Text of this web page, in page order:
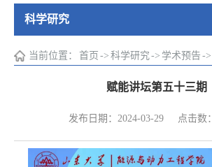
科学研究
当前位置： 首页 -> 科学研究-> 学术预告 ->
赋能讲坛第五十三期
发布日期：2024-03-29 点击数：